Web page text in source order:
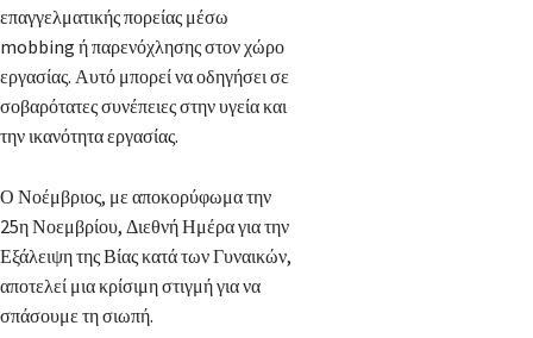
επαγγελματικής πορείας μέσω
mobbing ή παρενόχλησης στον χώρο
εργασίας. Αυτό μπορεί να οδηγήσει σε
σοβαρότατες συνέπειες στην υγεία και
την ικανότητα εργασίας.
Ο Νοέμβριος, με αποκορύφωμα την
25η Νοεμβρίου, Διεθνή Ημέρα για την
Εξάλειψη της Βίας κατά των Γυναικών,
αποτελεί μια κρίσιμη στιγμή για να
σπάσουμε τη σιωπή.